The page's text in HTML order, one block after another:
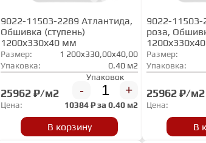
9022-11503-2289 Атлантида,
Обшивка (ступень)
1200х330х40 мм
Размер:
1 200x330,00x40,00
Упаковка:
0.40 м2
25962 ₽/м2
Упаковок
- +
Цена: 10384₽ за0.40 м2
В корзину
9022-11503-
роза,
Размер:
Упаковка:
25962 ₽/м2
Цена:
В